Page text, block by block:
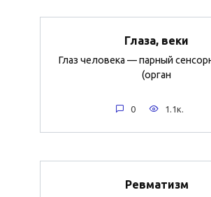
Глаза, веки
Глаз человека — парный
(орган
0 1.1к.
Ревматизм